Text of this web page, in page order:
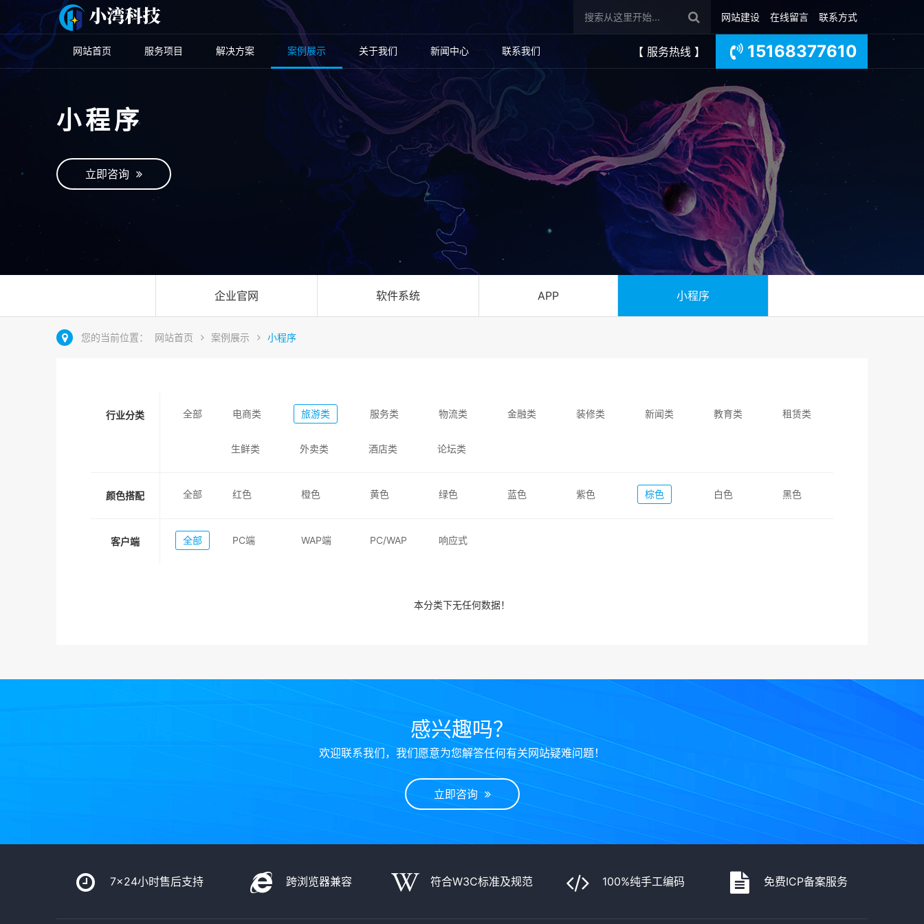
网站建设 在线留言 联系方式
网站首页 服务项目 解决方案 案例展示 关于我们 新闻中心 联系我们 【 服务热线 】 15168377610
小程序
立即咨询
企业官网 软件系统 APP 小程序
您的当前位置： 网站首页 案例展示 小程序
行业分类 全部 电商类 旅游类 服务类 物流类 金融类 装修类 新闻类 教育类 租赁类
生鲜类 外卖类 酒店类 论坛类
颜色搭配 全部 红色 橙色 黄色 绿色 蓝色 紫色 棕色 白色 黑色
客户端 全部 PC端 WAP端 PC/WAP 响应式
本分类下无任何数据！
感兴趣吗？
欢迎联系我们，我们愿意为您解答任何有关网站疑难问题！
立即咨询
7x24小时售后支持 跨浏览器兼容 符合W3C标准及规范 100%纯手工编码 免费ICP备案服务